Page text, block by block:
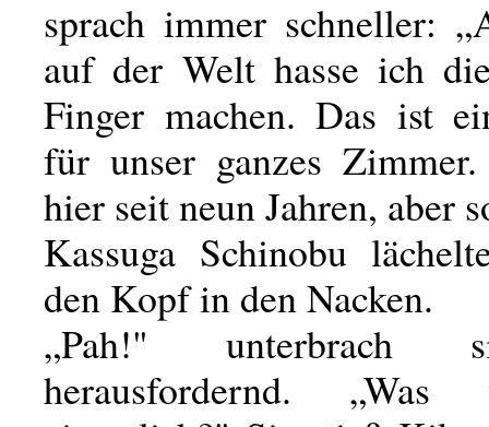
sprach immer schneller:
auf der Welt hasse ich
Finger machen. Das ist
für unser ganzes
hier seit neun Jahren, aber
Kassuga Schinobu
den Kopf in den Nacken.
„Pah!" unterbrach
herausfordernd.